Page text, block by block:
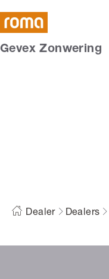
Gevex Zonwering
Dealer Dealers